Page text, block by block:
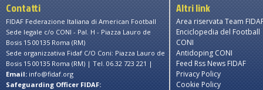
Contatti
FIDAF Federazione Italiana di American Football
Sede legale c/o CONI - Pal. H - Piazza Lauro de
Bosis 15 00135 Roma (RM)
Sede organizzativa Fidaf C/O Coni: Piazza Lauro de
Bosis 15 00135 Roma (RM) | Tel. 06.32 723 221 |
Email: info@fidaf.org
Safeguarding Officer FIDAF:
Altri link
Area riservata Team
Enciclopedia del Football
CONI
Antidoping CONI
Feed Rss News FIDAF
Privacy Policy
Cookie Policy